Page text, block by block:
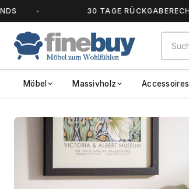
30 TAGE RÜCKGABERECHT
Möbel Massivholz Accessoires